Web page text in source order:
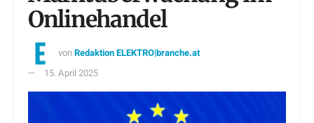
Onlinehandel
vonRedaktion ELEKTRO|branche.at
15. April 2025